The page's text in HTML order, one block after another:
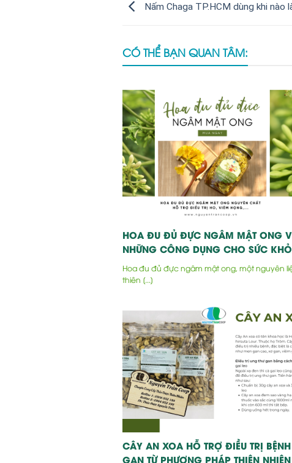
Nấm Chaga TP.HCM dùng khi nào
CÓ THỂ BẠN QUAN TÂM:
HOA ĐU ĐỦ ĐỰC NGÂM MẬT ONG
NHỮNG CÔNG DỤNG CHO SỨC
Hoa đu đủ đực ngâm mật ong, một nguyên
thiên [...]
CÂY AN XOA HỖ TRỢ ĐIỀU TRỊ BỆNH
GAN TỪ PHƯƠNG PHÁP THIÊN NHIÊN